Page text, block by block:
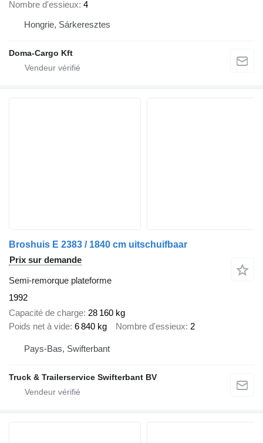
Nombre d'essieux 4
Hongrie, Sárkeresztes
Doma-Cargo Kft
Broshuis E 2383 / 1840 cm uitschuifbaar
Prix sur demande
Semi-remorque plateforme
1992
Capacité de charge 28 160 kg
Poids net à vide 6 840 kg Nombre d'essieux 2
Pays-Bas, Swifterbant
Truck & Trailerservice Swifterbant BV